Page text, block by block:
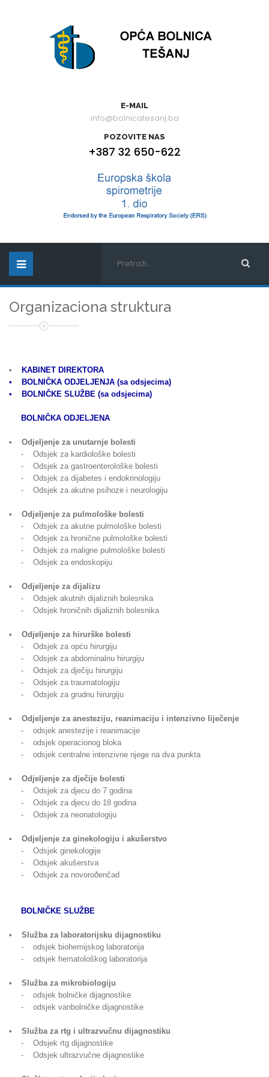
E-MAIL
info@bolnicatesanj.ba
POZOVITE NAS
+387 32 650-622
Organizaciona struktura
•
KABINET DIREKTORA
• BOLNIČKA ODJELJENJA (sa odsjecima)
• BOLNIČKE SLUŽBE (sa odsjecima)
BOLNIČKA ODJELJENA
• Odjeljenje za unutarnje bolesti
- Odsjek za kardiološke bolesti
- Odsjek za gastroenterološke bolesti
- Odsjek za dijabetes i endokrinologiju
- Odsjek za akutne psihoze i neurologiju
• Odjeljenje za pulmološke bolesti
- Odsjek za akutne pulmološke bolesti
- Odsjek za hronične pulmološke bolesti
- Odsjek za maligne pulmološke bolesti
- Odsjek za endoskopiju
• Odjeljenje za dijalizu
- Odsjek akutnih dijaliznih bolesnika
- Odsjek hroničnih dijaliznih bolesnika
• Odjeljenje za hirurške bolesti
- Odsjek za opću hirurgiju
- Odsjek za abdominalnu hirurgiju
- Odsjek za dječiju hirurgiju
- Odsjek za traumatologiju
- Odsjek za grudnu hirurgiju
• Odjeljenje za anesteziju, reanimaciju i intenzivno liječenje
- odsjek anestezije i reanimacije
- odsjek operacionog bloka
- odsjek centralne intenzivne njege na dva punkta
• Odjeljenje za dječije bolesti
- Odsjek za djecu do 7 godina
- Odsjek za djecu do 18 godina
- Odsjek za neonatologiju
• Odjeljenje za ginekologiju i akušerstvo
- Odsjek ginekologije
- Odsjek akušerstva
- Odsjek za novoroðenčad
BOLNIČKE SLUŽBE
• Služba za laboratorijsku dijagnostiku
- odsjek biohemijskog laboratorija
- odsjek hematološkog laboratorija
• Služba za mikrobiologiju
- odsjek bolničke dijagnostike
- odsjek vanbolničke dijagnostike
• Služba za rtg i ultrazvučnu dijagnostiku
- Odsjek rtg dijagnostike
- Odsjek ultrazvučne dijagnostike